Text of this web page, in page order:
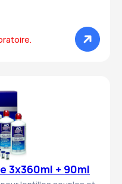
3x360ml + 90ml